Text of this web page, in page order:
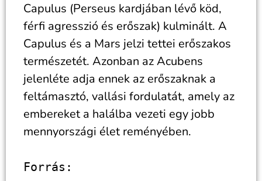
Capulus (Perseus kardjában lévő köd,
férfi agresszió és erőszak) kulminált. A
Capulus és a Mars jelzi tettei erőszakos
természetét. Azonban az Acubens
jelenléte adja ennek az erőszaknak a
feltámasztó, vallási fordulatát, amely az
embereket a halálba vezeti egy jobb
mennyországi élet reményében.
Forrás: